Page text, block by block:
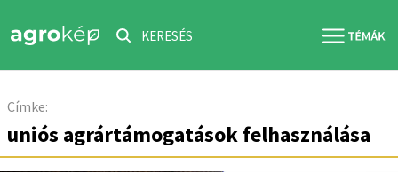
KERESÉS
Címke:
uniós agrártámogatások felhasználása